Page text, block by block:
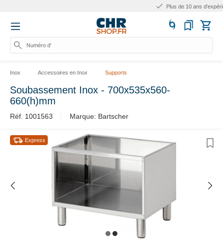
Numéro d'ar
Inox Accessoires en Inox Supports
Soubassement Inox - 700x535x560-
660(h)mm
Réf. 1001563 Marque: Bartscher
Express